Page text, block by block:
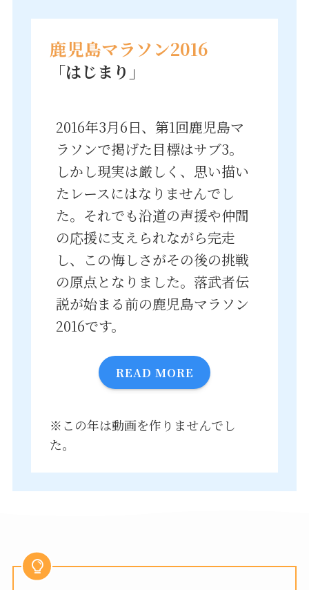
鹿児島マラソン2016
「はじまり」
2016年3月6日、第1回鹿児島マ
ラソンで掲げた目標はサブ3。
しかし現実は厳しく、思い描い
たレースにはなりませんでし
た。それでも沿道の声援や仲間
の応援に支えられながら完走
し、この悔しさがその後の挑戦
の原点となりました。落武者伝
説が始まる前の鹿児島マラソン
2016です。
READ MORE
※この年は動画を作りませんでし
た。